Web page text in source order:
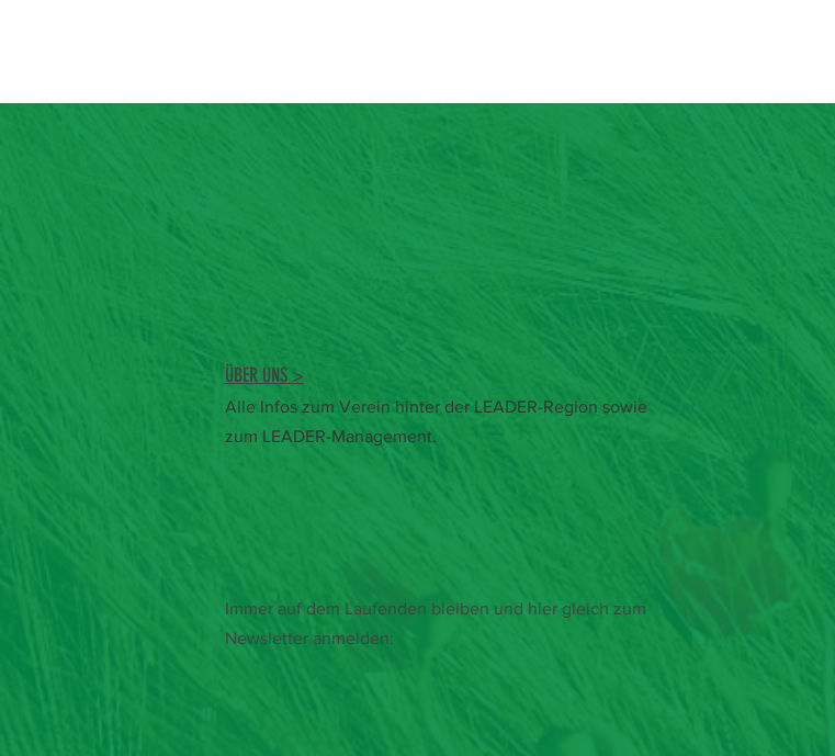
ÜBER UNS >
Alle Infos zum Verein hinter der LEADER-Region sowie
zum LEADER-Management.
Immer auf dem Laufenden bleiben und hier gleich zum
Newsletter anmelden: